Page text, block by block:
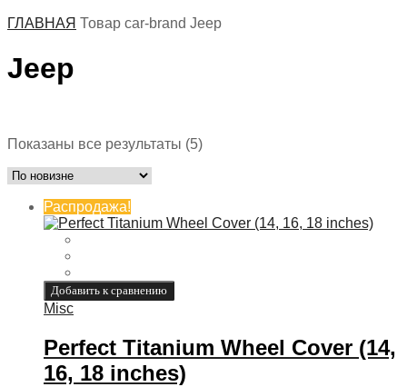
ГЛАВНАЯ Товар сar-brand Jeep
Jeep
Показаны все результаты (5)
Распродажа!
Добавить к сравнению
Misc
Perfect Titanium Wheel Cover (14,
16, 18 inches)